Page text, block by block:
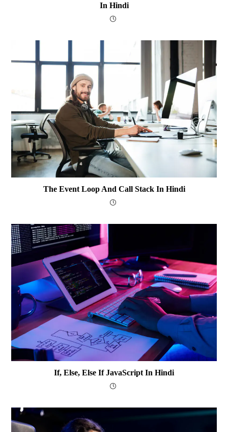
In Hindi
The Event Loop And Call Stack In Hindi
If, Else, Else If JavaScript In Hindi